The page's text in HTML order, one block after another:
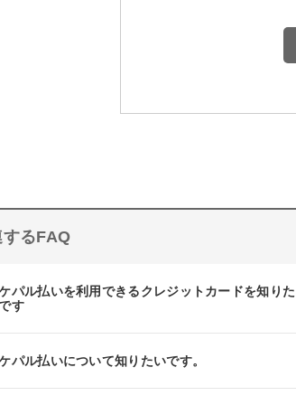
するFAQ
パル払いを利用できるクレジットカードを知りた
す
パル払いについて知りたいです。